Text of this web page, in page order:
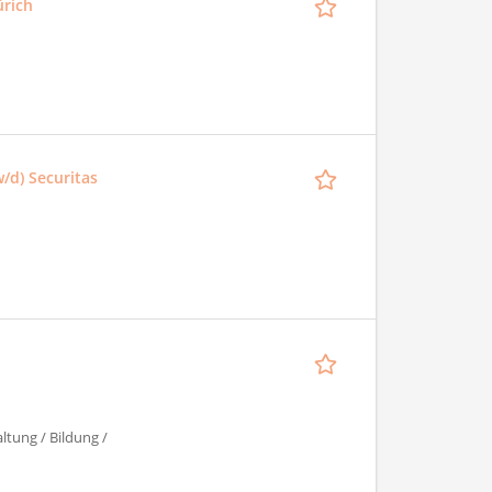
d) Securitas
/ Bildung /